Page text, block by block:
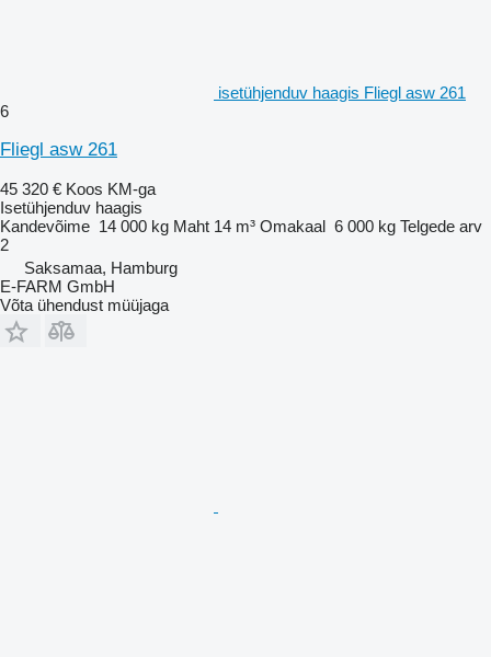
isetühjenduv haagis Fliegl asw 261
6
Fliegl asw 261
45 320 € Koos KM-ga
Isetühjenduv haagis
Kandevõime 14 000 kg Maht 14 m³ Omakaal 6 000 kg Telgede arv
2
Saksamaa, Hamburg
E-FARM GmbH
Võta ühendust müüjaga